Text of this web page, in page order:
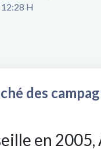
H
des
en